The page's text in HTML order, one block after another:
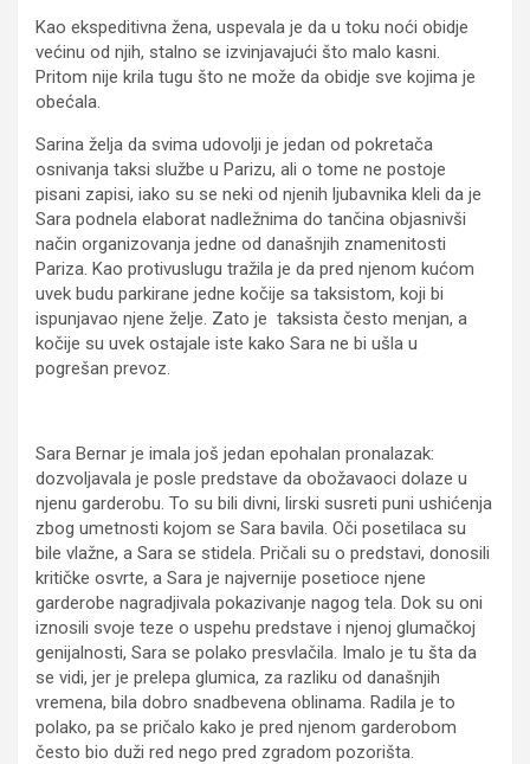
Kao ekspeditivna žena, uspevala je da u toku noći obidje
većinu od njih, stalno se izvinjavajući što malo kasni.
Pritom nije krila tugu što ne može da obidje sve kojima je
obećala.
Sarina želja da svima udovolji je jedan od pokretača
osnivanja taksi službe u Parizu, ali o tome ne postoje
pisani zapisi, iako su se neki od njenih ljubavnika kleli da je
Sara podnela elaborat nadležnima do tančina objasnivši
način organizovanja jedne od današnjih znamenitosti
Pariza. Kao protivuslugu tražila je da pred njenom kućom
uvek budu parkirane jedne kočije sa taksistom, koji bi
ispunjavao njene želje. Zato je taksista često menjan, a
kočije su uvek ostajale iste kako Sara ne bi ušla u
pogrešan prevoz.
Sara Bernar je imala još jedan epohalan pronalazak:
dozvoljavala je posle predstave da obožavaoci dolaze u
njenu garderobu. To su bili divni, lirski susreti puni ushićenja
zbog umetnosti kojom se Sara bavila. Oči posetilaca su
bile vlažne, a Sara se stidela. Pričali su o predstavi, donosili
kritičke osvrte, a Sara je najvernije posetioce njene
garderobe nagradjivala pokazivanje nagog tela. Dok su oni
iznosili svoje teze o uspehu predstave i njenoj glumačkoj
genijalnosti, Sara se polako presvlačila. Imalo je tu šta da
se vidi, jer je prelepa glumica, za razliku od današnjih
vremena, bila dobro snadbevena oblinama. Radila je to
polako, pa se pričalo kako je pred njenom garderobom
često bio duži red nego pred zgradom pozorišta.